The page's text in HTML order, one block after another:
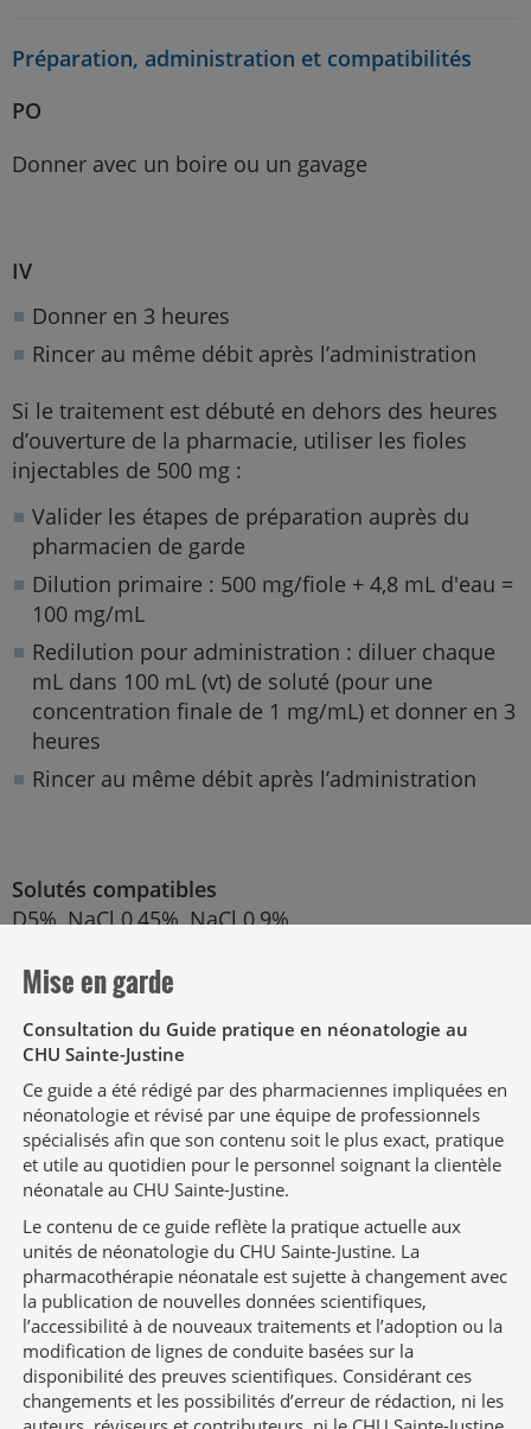
Préparation, administration et compatibilités
PO
Donner avec un boire ou un gavage
IV
Donner en 3 heures
Rincer au même débit après l’administration
Si le traitement est débuté en dehors des heures
d’ouverture de la pharmacie, utiliser les fioles
injectables de 500 mg :
Valider les étapes de préparation auprès du
pharmacien de garde
Dilution primaire : 500 mg/fiole + 4,8 mL d'eau =
100 mg/mL
Redilution pour administration : diluer chaque
mL dans 100 mL (vt) de soluté (pour une
concentration finale de 1 mg/mL) et donner en 3
heures
Rincer au même débit après l’administration
Solutés compatibles
D5%, NaCl 0,45%, NaCl 0,9%
Compatibilités en dérivé (en Y)
Acétaminophène, acyclovir, amoxicilline – acide
clavulanique, bicarbonate de sodium,
dexmédétomidine, dobutamine, dopamine,
épinéphrine, esmolol, fluconazole, ganciclovir,
héparine, isoprotérénol, linézolide, magnésium
(sulfate), métronidazole, procaïnamide,
rocuronium, soluté D10% SANS électrolytes,
vancomycine, vasopressine, zidovudine
Incompatibilités en dérivé (en Y)
Amiodarone, ciprofloxacine, fentanyl, furosémide,
midazolam, morphine, nicardipine, potassium
(chlorure), soluté avec électrolytes
Alimentation parentérale et lipides en dérivé (en
Mise en garde
Consultation du Guide pratique en néonatologie au
CHU Sainte-Justine
Ce guide a été rédigé par des pharmaciennes impliquées en
néonatologie et révisé par une équipe de professionnels
spécialisés afin que son contenu soit le plus exact, pratique
et utile au quotidien pour le personnel soignant la clientèle
néonatale au CHU Sainte-Justine.
Le contenu de ce guide reflète la pratique actuelle aux
unités de néonatologie du CHU Sainte-Justine. La
pharmacothérapie néonatale est sujette à changement avec
la publication de nouvelles données scientifiques,
l’accessibilité à de nouveaux traitements et l’adoption ou la
modification de lignes de conduite basées sur la
disponibilité des preuves scientifiques. Considérant ces
changements et les possibilités d’erreur de rédaction, ni les